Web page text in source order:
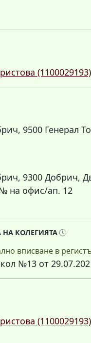
(1100029193)
9500 Генерал
9300 Добрич,
на офис/ап. 12
НА КОЛЕГИЯТА
вписване в
№13 от
(1100029193)